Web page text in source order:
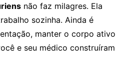
não faz milagres. Ela
sozinha. Ainda é
manter o corpo ativo
e seu médico construíram